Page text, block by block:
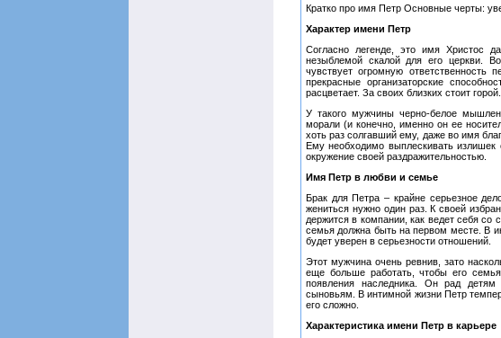
Кратко про имя Петр Основные черты:
Характер имени Петр
Согласно легенде, это имя Христос
незыблемой скалой для его церкви.
чувствует огромную
прекрасные организаторские
расцветает. За своих близких стоит
У такого мужчины черно-белое
морали (и конечно, именно он ее
хоть раз солгавший ему, даже во имя
Ему необходимо выплескивать излишек
окружение своей раздражительностью.
Имя Петр в любви и семье
Брак для Петра – крайне серьезное
жениться нужно один раз. К своей
держится в компании, как ведет себя
семья должна быть на первом месте. В
будет уверен в серьезности отношений.
Этот мужчина очень ревнив, зато
еще больше работать, чтобы его
появления наследника. Он рад
сыновьям. В интимной жизни Петр
его сложно.
Характеристика имени Петр в карьере